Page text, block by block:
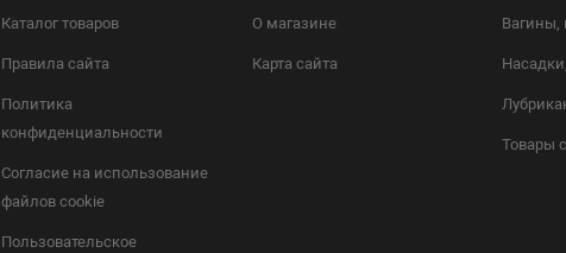
Каталог товаров
Правила сайта
Политика
конфиденциальности
Согласие на использование
файлов cookie
Пользовательское
О магазине
Карта сайта
Вагины,
Товары